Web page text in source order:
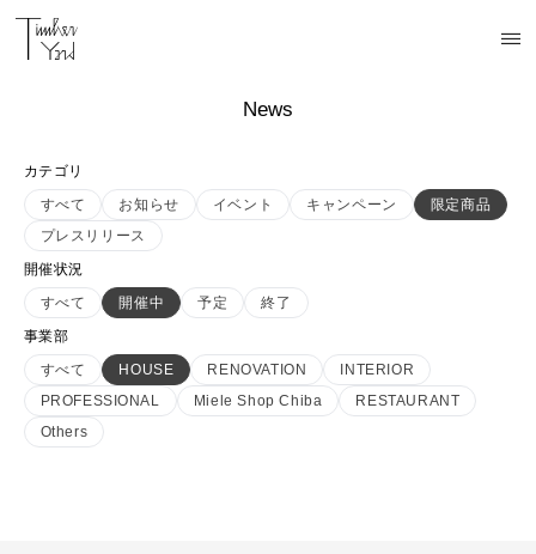
News
カテゴリ
すべて
お知らせ イベント キャンペーン
限定商品
プレスリリース
開催状況
すべて
開催中 予定
終了
事業部
すべて
HOUSE RENOVATION
INTERIOR
PROFESSIONAL
Miele Shop Chiba
RESTAURANT
Others